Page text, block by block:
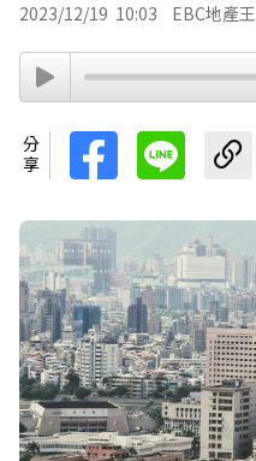
2023/12/19 10:03 EBC地產王
分享